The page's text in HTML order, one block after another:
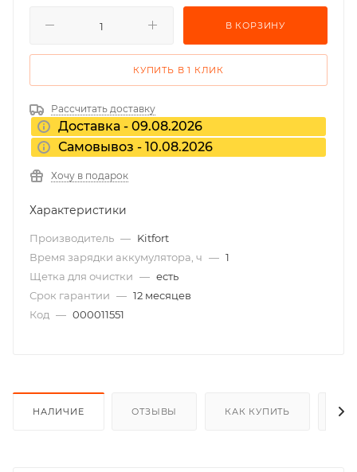
В КОРЗИНУ
КУПИТЬ В 1 КЛИК
Рассчитать доставку
Доставка - 09.08.2026
Самовывоз - 10.08.2026
Хочу в подарок
Характеристики
Производитель — Kitfort
Время зарядки аккумулятора, ч — 1
Щетка для очистки — есть
Срок гарантии — 12 месяцев
Код — 000011551
НАЛИЧИЕ ОТЗЫВЫ КАК КУПИТЬ